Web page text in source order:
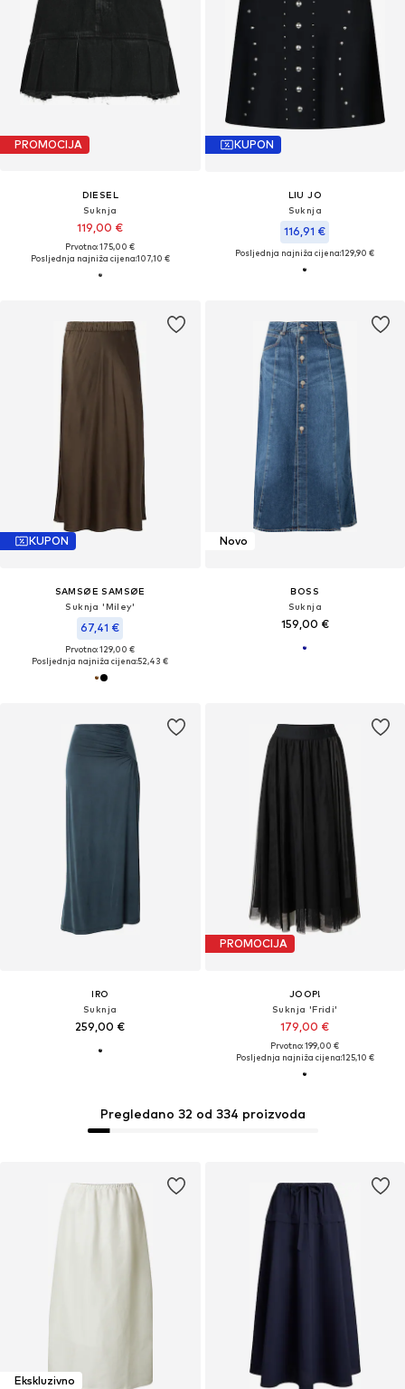
PROMOCIJA
DIESEL
Suknja
119,00 €
Prvotno: 175,00 €
Posljednja najniža cijena:107,10 €
KUPON
LIU JO
Suknja
116,91 €
Posljednja najniža cijena:129,90 €
KUPON
SAMSØE SAMSØE
Suknja 'Miley'
67,41 €
Prvotno: 129,00 €
Posljednja najniža cijena:52,43 €
Novo
BOSS
Suknja
159,00 €
IRO
Suknja
259,00 €
PROMOCIJA
JOOP!
Suknja 'Fridi'
179,00 €
Prvotno: 199,00 €
Posljednja najniža cijena:125,10 €
Pregledano 32 od 334 proizvoda
Ekskluzivno